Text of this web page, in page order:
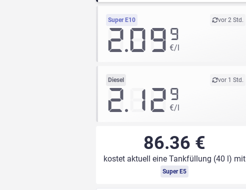
Super E10 vor 2 Std.
2.09 9
€/l
Diesel vor 1 Std.
2.12 9
€/l
86.36 €
kostet aktuell eine Tankfüllung (40 l) mit
Super E5